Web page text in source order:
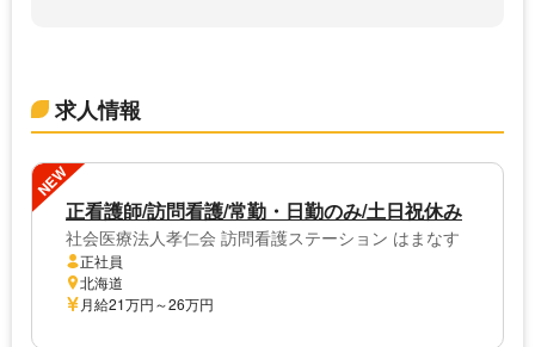
求人情報
NEW
正看護師/訪問看護/常勤・日勤のみ/土日祝休み
社会医療法人孝仁会 訪問看護ステーション はまなす
正社員
北海道
月給21万円～26万円